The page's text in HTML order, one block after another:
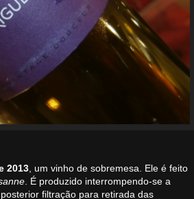
2013 , um vinho de sobremesa. Ele é feito
. É produzido interrompendo-se a
filtração para retirada das